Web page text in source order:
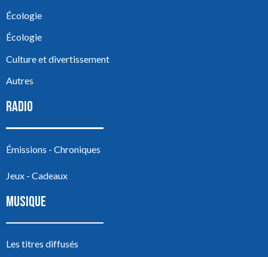
Écologie
Écologie
Culture et divertissement
Autres
RADIO
Émissions - Chroniques
Jeux - Cadeaux
MUSIQUE
Les titres diffusés